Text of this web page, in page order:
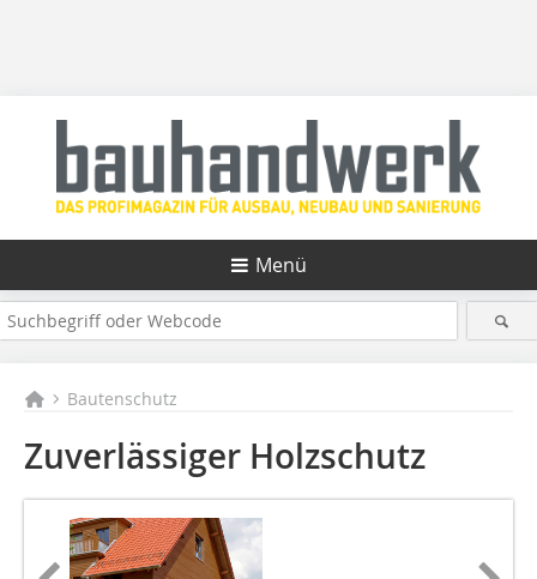
Menü
Bautenschutz
Zuverlässiger Holzschutz